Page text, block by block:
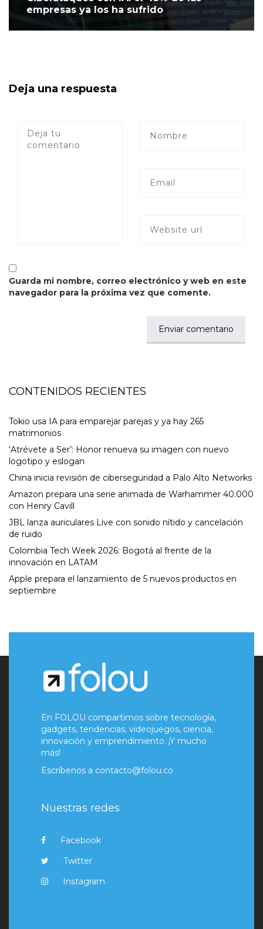
empresas ya los ha sufrido
Deja una respuesta
Guarda mi nombre, correo electrónico y web en este
navegador para la próxima vez que comente.
CONTENIDOS RECIENTES
Tokio usa IA para emparejar parejas y ya hay 265
matrimonios
‘Atrévete a Ser’: Honor renueva su imagen con nuevo
logotipo y eslogan
China inicia revisión de ciberseguridad a Palo Alto Networks
Amazon prepara una serie animada de Warhammer 40.000
con Henry Cavill
JBL lanza auriculares Live con sonido nítido y cancelación
de ruido
Colombia Tech Week 2026: Bogotá al frente de la
innovación en LATAM
Apple prepara el lanzamiento de 5 nuevos productos en
septiembre
En FOLOU compartimos sobre tecnología,
gadgets, tendencias, videojuegos, ciencia,
innovación y emprendimiento. ¡Y mucho
más!
Escríbenos a contacto@folou.co
Nuestras redes
Facebook
Twitter
Instagram